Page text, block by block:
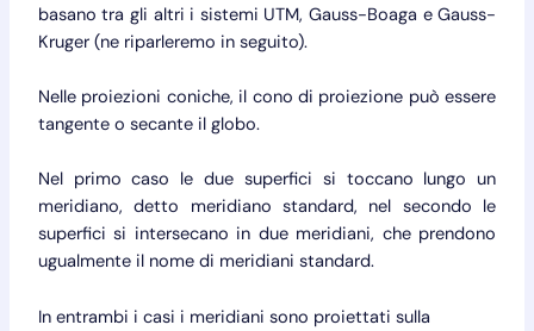
basano tra gli altri i sistemi UTM, Gauss-Boaga e Gauss-
Kruger (ne riparleremo in seguito).
Nelle proiezioni coniche, il cono di proiezione può essere
tangente o secante il globo.
Nel primo caso le due superfici si toccano lungo un
meridiano, detto meridiano standard, nel secondo le
superfici si intersecano in due meridiani, che prendono
ugualmente il nome di meridiani standard.
In entrambi i casi i meridiani sono proiettati sulla